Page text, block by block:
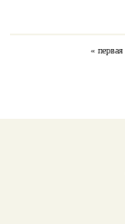
« первая